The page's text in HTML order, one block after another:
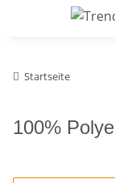
Startseite
100%